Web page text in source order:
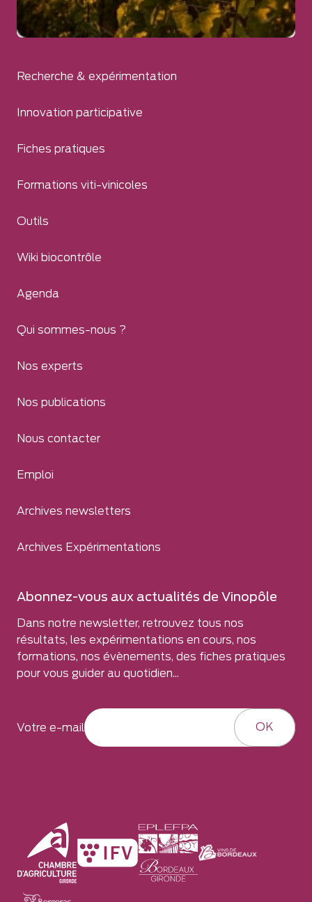
Recherche & expérimentation
Innovation participative
Fiches pratiques
Formations viti-vinicoles
Outils
Wiki biocontrôle
Agenda
Qui sommes-nous ?
Nos experts
Nos publications
Nous contacter
Emploi
Archives newsletters
Archives Expérimentations
Abonnez-vous aux actualités de Vinopôle
Dans notre newsletter, retrouvez tous nos
résultats, les expérimentations en cours, nos
formations, nos évènements, des fiches pratiques
pour vous guider au quotidien...
Votre e-mail OK